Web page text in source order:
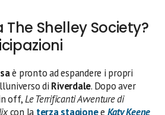
Shelley Society?
è pronto ad espandere i propri
di Riverdale. Dopo aver
off,Le Terrificanti Avventure di
con la terza stagionee Katy Keene